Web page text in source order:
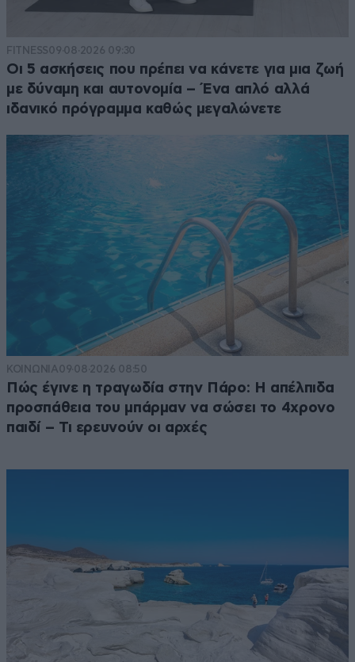
FITNESS09·08·2026 09:30
Οι 5 ασκήσεις που πρέπει να κάνετε για μια ζωή
με δύναμη και αυτονομία – Ένα απλό αλλά
ιδανικό πρόγραμμα καθώς μεγαλώνετε
ΚΟΙΝΩΝΙΑ09·08·2026 08:50
Πώς έγινε η τραγωδία στην Πάρο: Η απέλπιδα
προσπάθεια του μπάρμαν να σώσει το 4χρονο
παιδί – Τι ερευνούν οι αρχές